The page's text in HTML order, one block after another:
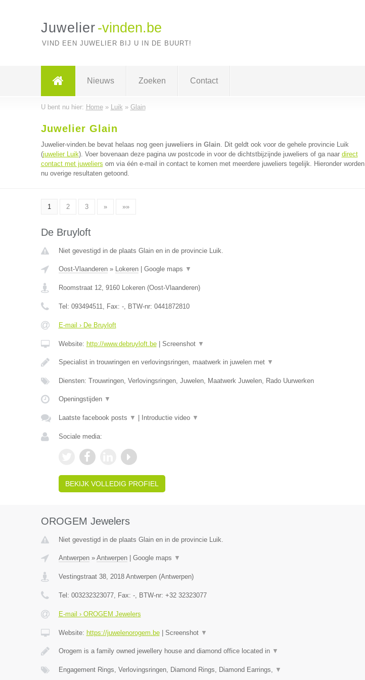
Juwelier -vinden.be
VIND EEN JUWELIER BIJ U IN DE BUURT!
Nieuws Zoeken Contact
U bent nu hier: Home» Luik » Glain
Juwelier Glain
Juwelier-vinden.be bevat helaas nog geen juweliers in Glain. Dit geldt ook voor de gehele provincie Luik
(juwelier Luik). Voer bovenaan deze pagina uw postcode in voor de dichtstbijzijnde juweliers of ga naar direct
contact met juweliers om via één e-mail in contact te komen met meerdere juweliers tegelijk. Hieronder worden
nu overige resultaten getoond.
1 2 3 » »»
De Bruyloft
Niet gevestigd in de plaats Glain en in de provincie Luik.
Oost-Vlaanderen» Lokeren| Google maps ▼
Roomstraat 12, 9160 Lokeren(Oost-Vlaanderen)
Tel: 093494511, Fax: -, BTW-nr: 0441872810
E-mail › De Bruyloft
Website: http://www.debruyloft.be| Screenshot ▼
Specialist in trouwringen en verlovingsringen, maatwerk in juwelen met ▼
Diensten: Trouwringen, Verlovingsringen, Juwelen, Maatwerk Juwelen, Rado Uurwerken
Openingstijden ▼
Laatste facebook posts ▼ Introductie video ▼
Sociale media:
BEKIJK VOLLEDIG PROFIEL
OROGEM Jewelers
Niet gevestigd in de plaats Glain en in de provincie Luik.
Antwerpen» Antwerpen| Google maps ▼
Vestingstraat 38, 2018 Antwerpen(Antwerpen)
Tel: 003232323077, Fax: -, BTW-nr: +32 32323077
E-mail › OROGEM Jewelers
Website: https://juwelenorogem.be| Screenshot ▼
Orogem is a family owned jewellery house and diamond office located in ▼
Engagement Rings, Verlovingsringen, Diamond Rings, Diamond Earrings, ▼